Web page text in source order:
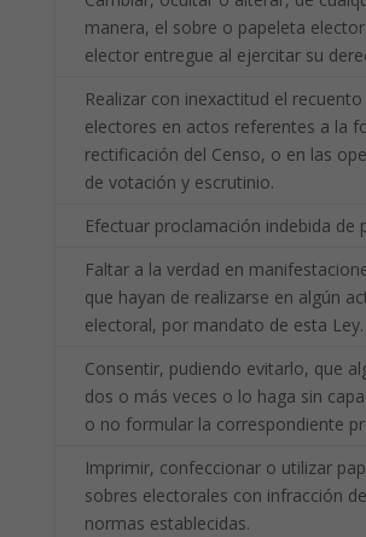
manera, el sobre o papeleta
elector entregue al ejercitar su
Realizar con inexactitud el recuento
electores en actos referentes a la
rectificación del Censo, o en las
de votación y escrutinio.
Efectuar proclamación indebida de
Faltar a la verdad en
que hayan de realizarse en algún
electoral, por mandato de esta Ley.
Consentir, pudiendo evitarlo, que
dos o más veces o lo haga sin
o no formular la correspondiente
Imprimir, confeccionar o utilizar
sobres electorales con infracción
normas establecidas.